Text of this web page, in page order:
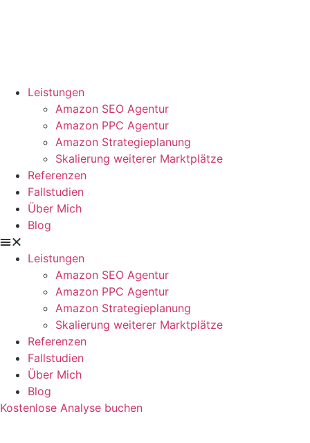
Leistungen
Amazon SEO Agentur
Amazon PPC Agentur
Amazon Strategieplanung
Skalierung weiterer Marktplätze
Referenzen
Fallstudien
Über Mich
Blog
Leistungen
Amazon SEO Agentur
Amazon PPC Agentur
Amazon Strategieplanung
Skalierung weiterer Marktplätze
Referenzen
Fallstudien
Über Mich
Blog
Kostenlose Analyse buchen